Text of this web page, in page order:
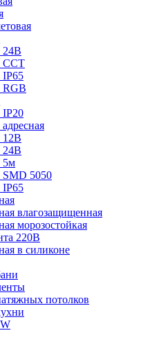
24В
CCT
IP65
RGB
IP20
12В
24В
5м
SMD 5050
IP65
влагозащищенная
морозостойкая
220В
в силиконе
потолков